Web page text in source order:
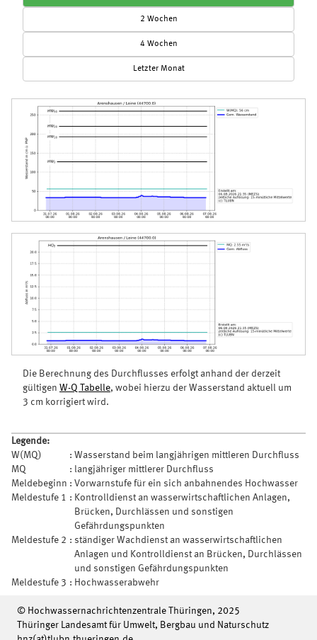
2 Wochen
4 Wochen
Letzter Monat
Die Berechnung des Durchflusses erfolgt anhand der derzeit
gültigen W-Q Tabelle, wobei hierzu der Wasserstand aktuell um
3 cm korrigiert wird.
Legende:
W(MQ)
: Wasserstand beim langjährigen mittleren Durchfluss
MQ
: langjähriger mittlerer Durchfluss
Meldebeginn : Vorwarnstufe für ein sich anbahnendes Hochwasser
Meldestufe 1 : Kontrolldienst an wasserwirtschaftlichen Anlagen,
Brücken, Durchlässen und sonstigen
Gefährdungspunkten
Meldestufe 2 : ständiger Wachdienst an wasserwirtschaftlichen
Anlagen und Kontrolldienst an Brücken, Durchlässen
und sonstigen Gefährdungspunkten
Meldestufe 3 : Hochwasserabwehr
© Hochwassernachrichtenzentrale Thüringen, 2025
Thüringer Landesamt für Umwelt, Bergbau und Naturschutz